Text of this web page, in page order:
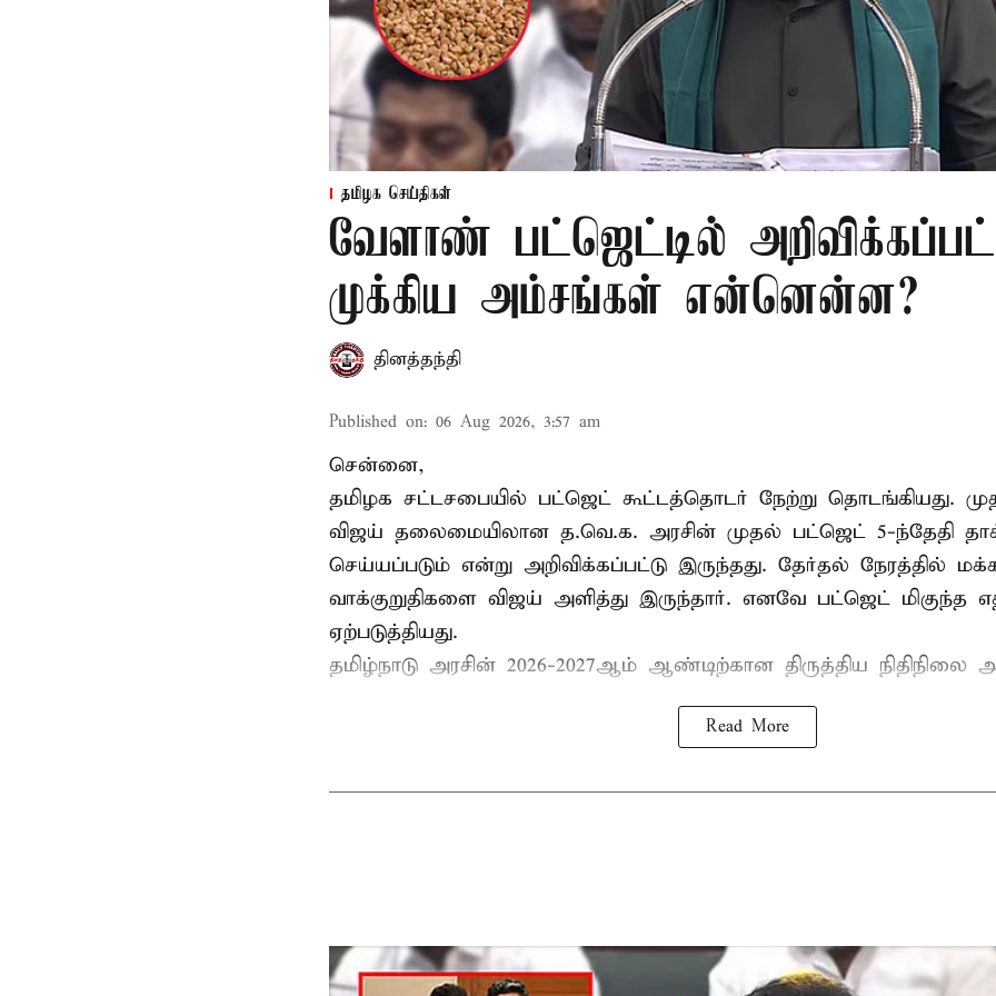
தமிழக செய்திகள்
வேளாண் பட்ஜெட்டில்
முக்கிய அம்சங்கள் என்னென்ன?
தினத்தந்தி
Published on: 06 Aug 2026, 3:57 am
சென்னை,
தமிழக சட்டசபையில் பட்ஜெட் கூட்டத்தொடர் நேற்று தொடங்கியது.
விஜய் தலைமையிலான த.வெ.க. அரசின் முதல் பட்ஜெட் 5-ந்தேதி
செய்யப்படும் என்று அறிவிக்கப்பட்டு இருந்தது. தேர்தல் நேரத்தில்
வாக்குறுதிகளை விஜய் அளித்து இருந்தார். எனவே பட்ஜெட் மிகுந்த
ஏற்படுத்தியது.
தமிழ்நாடு அரசின் 2026-2027ஆம் ஆண்டிற்கான திருத்திய நிதிநிலை
Read More